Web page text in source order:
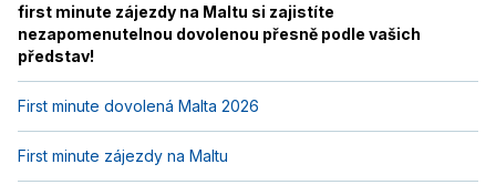
first minute zájezdy na Maltu si zajistíte
nezapomenutelnou dovolenou přesně podle vašich
představ!
First minute dovolená Malta 2026
First minute zájezdy na Maltu